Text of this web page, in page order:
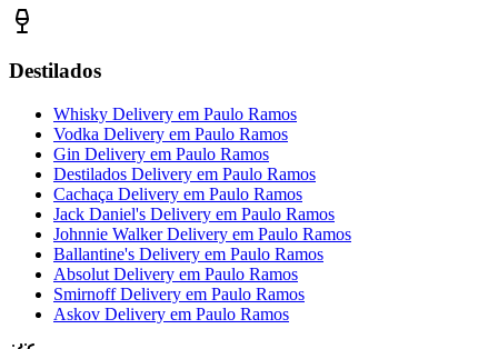
Destilados
Whisky Delivery em Paulo Ramos
Vodka Delivery em Paulo Ramos
Gin Delivery em Paulo Ramos
Destilados Delivery em Paulo Ramos
Cachaça Delivery em Paulo Ramos
Jack Daniel's Delivery em Paulo Ramos
Johnnie Walker Delivery em Paulo Ramos
Ballantine's Delivery em Paulo Ramos
Absolut Delivery em Paulo Ramos
Smirnoff Delivery em Paulo Ramos
Askov Delivery em Paulo Ramos